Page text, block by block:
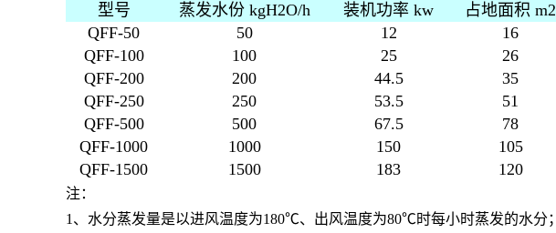
型号 蒸发水份 kgH2O/h 装机功率 kw 占地面积 m2
QFF-50
50 12 16
QFF-100
100 25 26
QFF-200
200 44.5 35
QFF-250
250 53.5 51
QFF-500
500 67.5 78
QFF-1000
1000 150 105
QFF-1500
1500 183 120
注：
1、水分蒸发量是以进风温度为180℃、出风温度为80℃时每小时蒸发的水分；